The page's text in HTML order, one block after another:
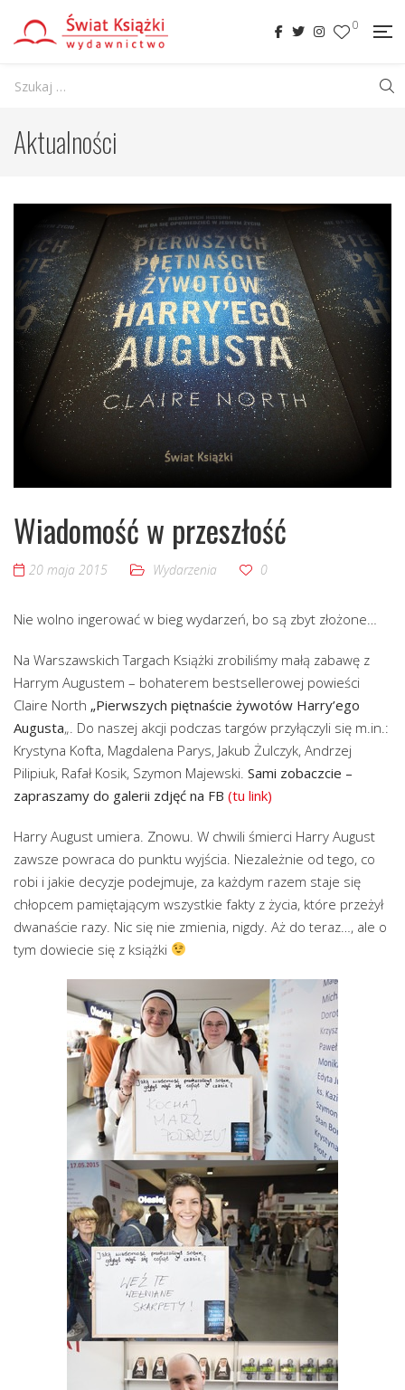
0
Aktualności
Wiadomość w przeszłość
20 maja 2015 Wydarzenia 0
Nie wolno ingerować w bieg wydarzeń, bo są zbyt złożone…
Na Warszawskich Targach Książki zrobiliśmy małą zabawę z
Harrym Augustem – bohaterem bestsellerowej powieści
Claire North „Pierwszych piętnaście żywotów Harry’ego
Augusta„. Do naszej akcji podczas targów przyłączyli się m.in.:
Krystyna Kofta, Magdalena Parys, Jakub Żulczyk, Andrzej
Pilipiuk, Rafał Kosik, Szymon Majewski. Sami zobaczcie –
zapraszamy do galerii zdjęć na FB (tu link)
Harry August umiera. Znowu. W chwili śmierci Harry August
zawsze powraca do punktu wyjścia. Niezależnie od tego, co
robi i jakie decyzje podejmuje, za każdym razem staje się
chłopcem pamiętającym wszystkie fakty z życia, które przeżył
dwanaście razy. Nic się nie zmienia, nigdy. Aż do teraz…, ale o
tym dowiecie się z książki